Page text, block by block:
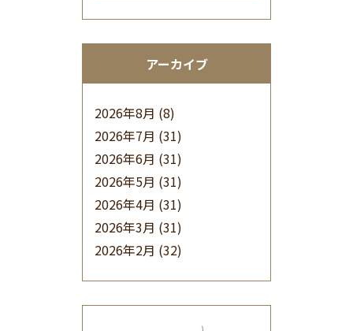
アーカイブ
2026年8月 (8)
2026年7月 (31)
2026年6月 (31)
2026年5月 (31)
2026年4月 (31)
2026年3月 (31)
2026年2月 (32)